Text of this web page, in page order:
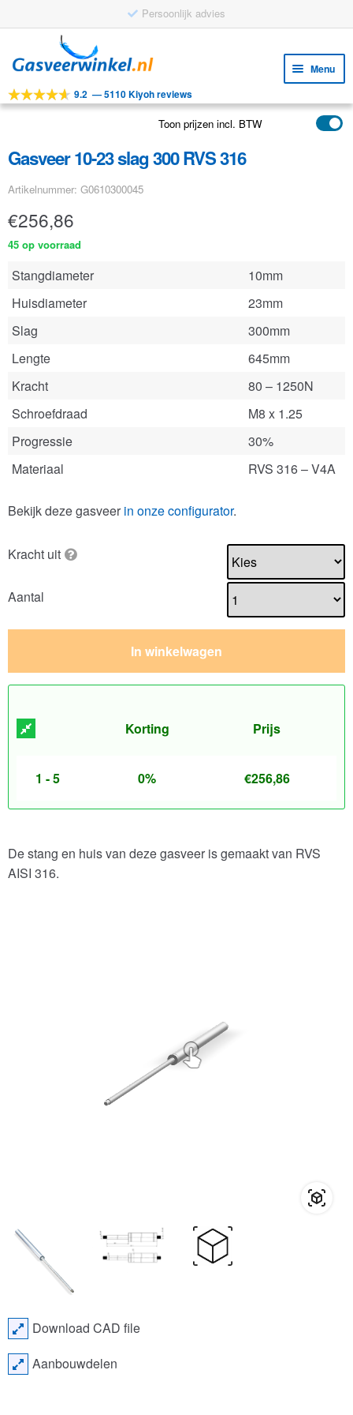
Persoonlijk advies
door
navigatie
naar
inhoud
Menu
Tools
Toepassingen
Klantenservice
FAQ
9.2 —5110 Kiyoh reviews
Toon prijzen incl. BTW
Gasveer 10-23 slag 300 RVS 316
Artikelnummer: G0610300045
€256,86
45 op voorraad
Stangdiameter
10mm
Huisdiameter
23mm
Slag
300mm
Lengte
645mm
Kracht
80 – 1250N
Schroefdraad
M8 x 1.25
Progressie
30%
Materiaal
RVS 316 – V4A
Bekijk deze gasveer in onze configurator.
Kracht uit
Aantal
In winkelwagen
Korting Prijs
1 - 5 0% €256,86
De stang en huis van deze gasveer is gemaakt van RVS
AISI 316.
Download CAD file
Aanbouwdelen